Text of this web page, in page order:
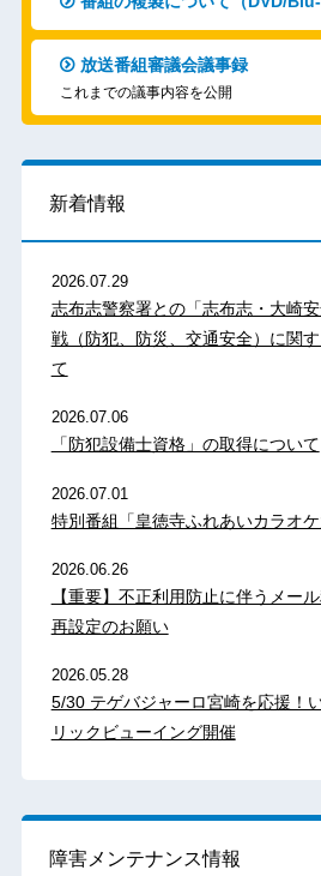
放送番組審議会議事録
これまでの議事内容を公開
新着情報
2026.07.29
志布志警察署との「志布志・大崎
戦（防犯、防災、交通安全）に関
て
2026.07.06
「防犯設備士資格」の取得について
2026.07.01
特別番組「皇徳寺ふれあいカラオケ
2026.06.26
【重要】不正利用防止に伴うメー
再設定のお願い
2026.05.28
5/30 テゲバジャーロ宮崎を応援
リックビューイング開催
障害メンテナンス情報